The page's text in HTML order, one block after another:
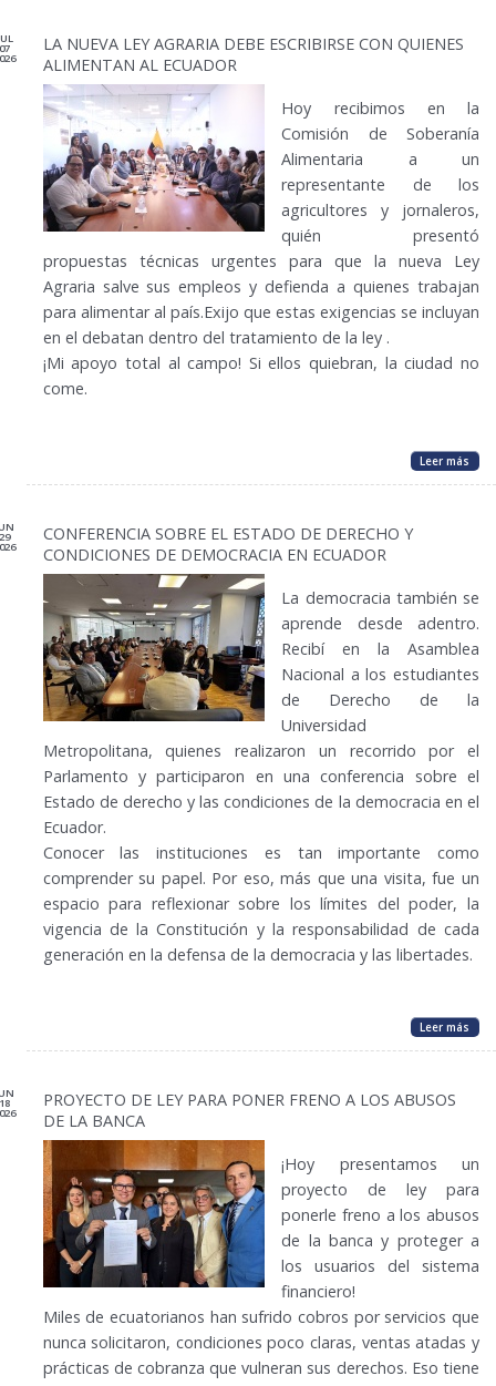
07
LA NUEVA LEY AGRARIA DEBE ESCRIBIRSE CON QUIENES
ALIMENTAN AL ECUADOR
Hoy recibimos en la
Comisión de Soberanía
Alimentaria a un
representante de los
agricultores y jornaleros,
quién presentó
propuestas técnicas urgentes para que la nueva Ley
Agraria salve sus empleos y defienda a quienes trabajan
para alimentar al país.Exijo que estas exigencias se incluyan
en el debatan dentro del tratamiento de la ley .
¡Mi apoyo total al campo! Si ellos quiebran, la ciudad no
come.
Leer más
29
CONFERENCIA SOBRE EL ESTADO DE DERECHO Y
CONDICIONES DE DEMOCRACIA EN ECUADOR
La democracia también se
aprende desde adentro.
Recibí en la Asamblea
Nacional a los estudiantes
de Derecho de la
Universidad
Metropolitana, quienes realizaron un recorrido por el
Parlamento y participaron en una conferencia sobre el
Estado de derecho y las condiciones de la democracia en el
Ecuador.
Conocer las instituciones es tan importante como
comprender su papel. Por eso, más que una visita, fue un
espacio para reflexionar sobre los límites del poder, la
vigencia de la Constitución y la responsabilidad de cada
generación en la defensa de la democracia y las libertades.
Leer más
18
PROYECTO DE LEY PARA PONER FRENO A LOS ABUSOS
DE LA BANCA
¡Hoy presentamos un
proyecto de ley para
ponerle freno a los abusos
de la banca y proteger a
los usuarios del sistema
financiero!
Miles de ecuatorianos han sufrido cobros por servicios que
nunca solicitaron, condiciones poco claras, ventas atadas y
prácticas de cobranza que vulneran sus derechos. Eso tiene